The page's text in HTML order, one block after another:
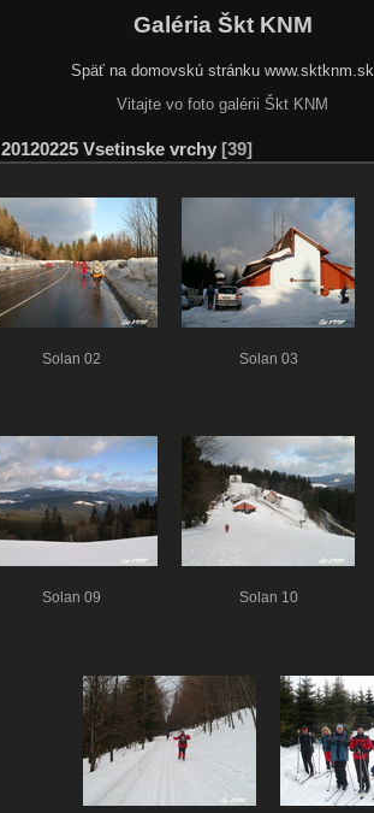
Galéria Škt KNM
Späť na domovskú stránku www.sktknm.sk
Vitajte vo foto galérii Škt KNM
20120225 Vsetinske vrchy 39
Solan 02 Solan 03
Solan 09 Solan 10